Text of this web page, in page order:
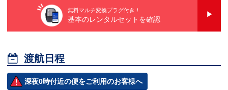
無料マルチ変換プラグ付き！
基本のレンタルセットを確認
 渡航日程
深夜0時付近の便をご利用のお客様へ